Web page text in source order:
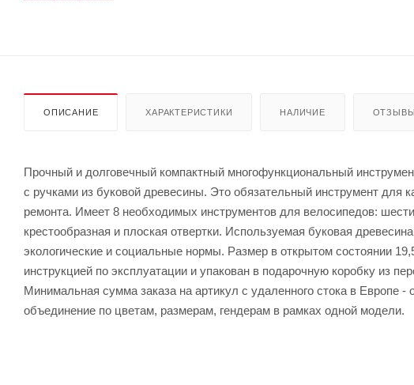
ОПИСАНИЕ ХАРАКТЕРИСТИКИ НАЛИЧИЕ ОТЗЫВЫ
Прочный и долговечный компактный многофункциональный
с ручками из буковой древесины. Это обязательный инструмент для
ремонта. Имеет 8 необходимых инструментов для велосипедов:
крестообразная и плоская отвертки. Используемая буковая
экологические и социальные нормы. Размер в открытом состоянии
инструкцией по эксплуатации и упакован в подарочную коробку из
Минимальная сумма заказа на артикул с удаленного стока в Европе
объединение по цветам, размерам, гендерам в рамках одной модели.